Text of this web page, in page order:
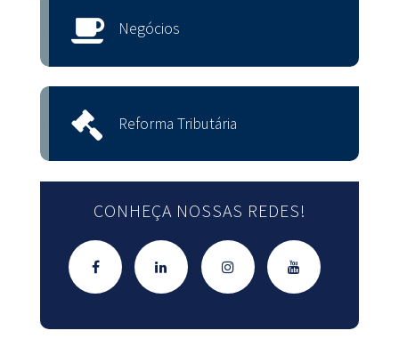
Negócios
Reforma Tributária
CONHEÇA NOSSAS REDES!